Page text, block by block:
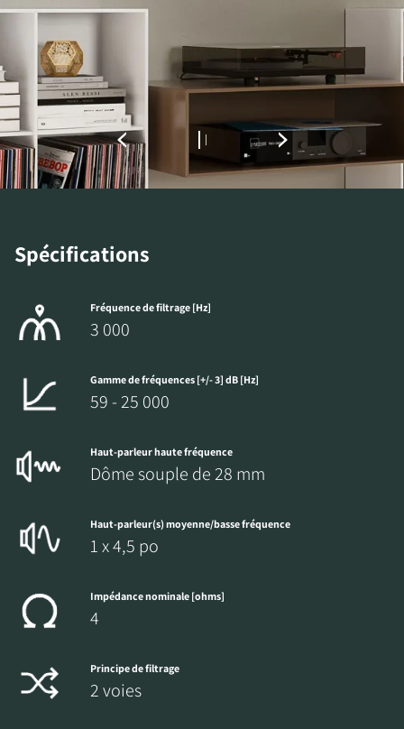
Spécifications
Fréquence de filtrage [Hz]
3 000
Gamme de fréquences [+/- 3] dB [Hz]
59 - 25 000
Haut-parleur haute fréquence
Dôme souple de 28 mm
Haut-parleur(s) moyenne/basse fréquence
1 x 4,5 po
Impédance nominale [ohms]
4
Principe de filtrage
2 voies
ACCÉDER AUX
TÉLÉCHARGEMENTS
Remplissez ce formulaire pour accéder
directement à tous les fichiers en
téléchargement verrouillés de notre site Web.